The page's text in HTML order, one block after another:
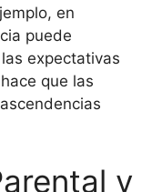
en
puede
expectativas
que las
y